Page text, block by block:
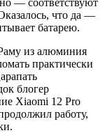
что да —
батарею.
из алюминия
практически
блогер
Xiaomi 12 Pro
работу,